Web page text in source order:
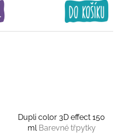
Dupli color 3D effect 150
ml Barevné třpytky